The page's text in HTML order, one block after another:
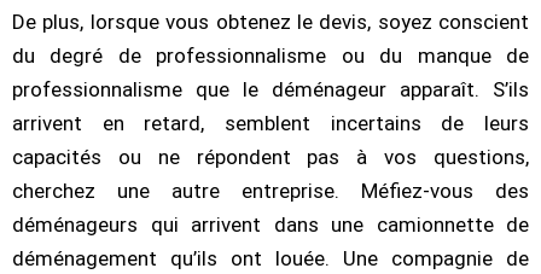
De plus, lorsque vous obtenez le devis, soyez conscient
du degré de professionnalisme ou du manque de
professionnalisme que le déménageur apparaît. S’ils
arrivent en retard, semblent incertains de leurs
capacités ou ne répondent pas à vos questions,
cherchez une autre entreprise. Méfiez-vous des
déménageurs qui arrivent dans une camionnette de
déménagement qu’ils ont louée. Une compagnie de